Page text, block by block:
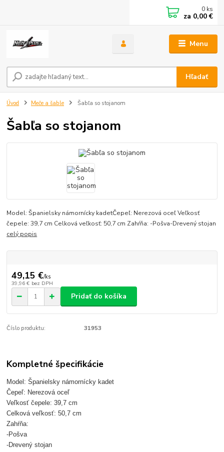
Menu
Hľadať
0 ks
za 0,00 €
Úvod Meče a šable Šabľa so stojanom
Šabľa so stojanom
Model: Španielsky námornícky kadetČepeľ: Nerezová oceľ Veľkosť
čepele: 39,7 cm Celková veľkosť: 50,7 cm Zahŕňa: -Pošva-Drevený stojan
celý popis
49,15 €/ks
39,96 € bez DPH
Pridať do košíka
Číslo produktu: 31953
Kompletné špecifikácie
Model: Španielsky námornícky kadet
Čepeľ: Nerezová oceľ
Veľkosť čepele: 39,7 cm
Celková veľkosť: 50,7 cm
Zahŕňa:
-Pošva
-Drevený stojan